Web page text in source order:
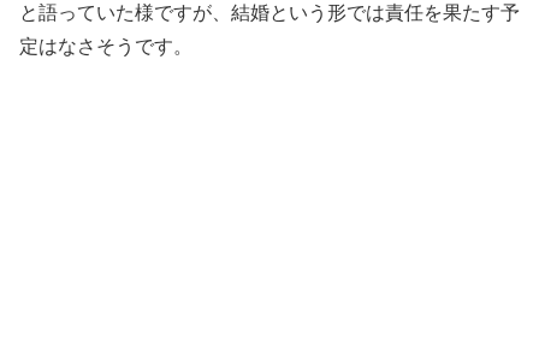
と語っていた様ですが、結婚という形では責任を果たす予
定はなさそうです。